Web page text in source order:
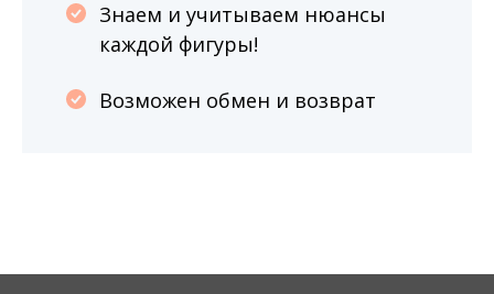
Знаем и учитываем нюансы
каждой фигуры!
Возможен обмен и возврат